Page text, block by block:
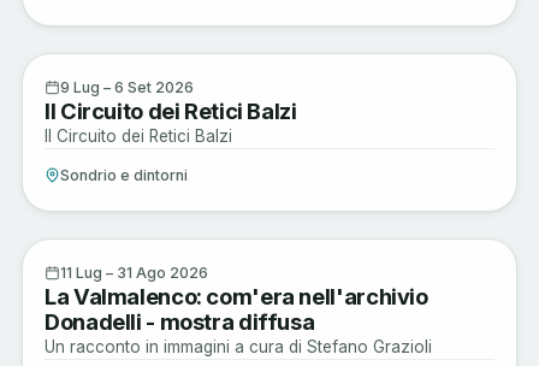
Active
9 Lug – 6 Set 2026
Il Circuito dei Retici Balzi
Il Circuito dei Retici Balzi
Sondrio e dintorni
Arte e Cultura
11 Lug – 31 Ago 2026
La Valmalenco: com'era nell'archivio
Donadelli - mostra diffusa
Un racconto in immagini a cura di Stefano Grazioli